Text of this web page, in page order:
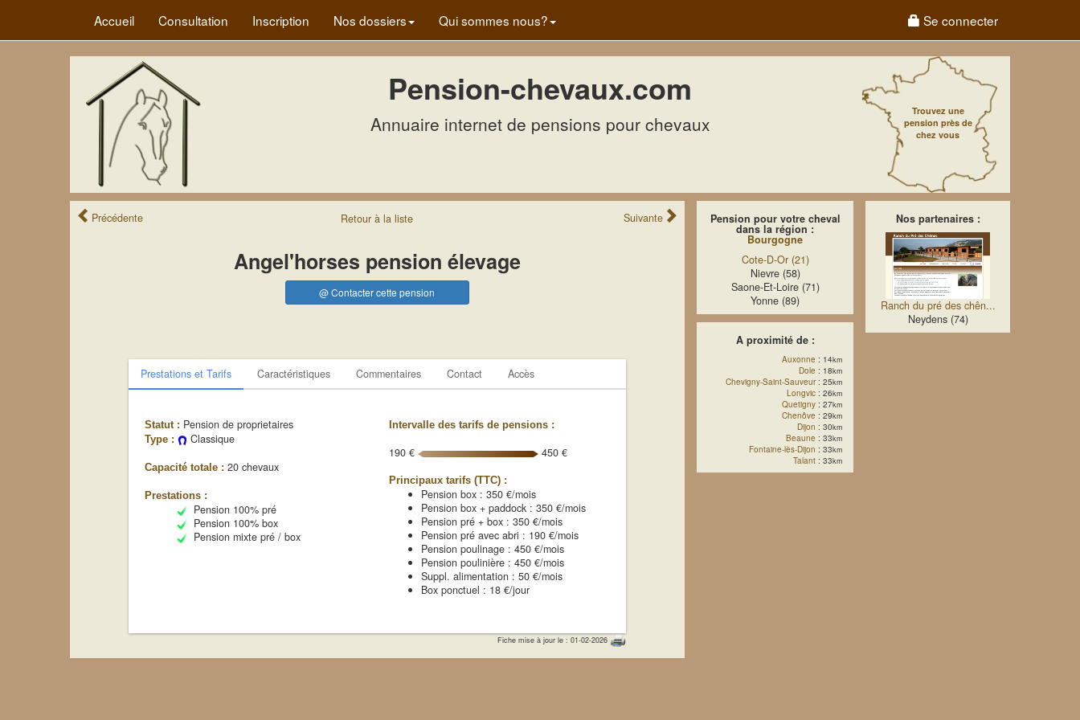
Accueil Consultation Inscription Nos dossiers Qui sommes nous? Se connecter
Pension-chevaux.com
Annuaire internet de pensions pour chevaux
Trouvez une
pension près de
chez vous
Précédente Retourà laliste Suivante
Angel'horses pension élevage
@ Contacter cette pension
Prestations et Tarifs Caractéristiques Commentaires Contact Accès
Statut : Pension de proprietaires
Type : Classique
Capacité totale : 20 chevaux
Prestations :
Pension 100% pré
Pension 100% box
Pension mixte pré / box
Intervalle des tarifs de pensions :
190 € 450 €
Principaux tarifs (TTC) :
Pension box : 350 €/mois
Pension box + paddock : 350 €/mois
Pension pré + box : 350 €/mois
Pension pré avec abri : 190 €/mois
Pension poulinage : 450 €/mois
Pension poulinière : 450 €/mois
Suppl. alimentation : 50 €/mois
Box ponctuel : 18 €/jour
Fiche mise à jour le : 01-02-2026
Pension pour votre cheval
dans la région :
Bourgogne
Cote-D-Or (21)
Nievre (58)
Saone-Et-Loire (71)
Yonne (89)
A proximité de :
Auxonne : 14km
Dole : 18km
Chevigny-Saint-Sauveur: 25km
Longvic : 26km
Quetigny : 27km
Chenôve : 29km
Dijon : 30km
Beaune : 33km
Fontaine-lès-Dijon : 33km
Talant : 33km
Nos partenaires :
Ranch du pré des chên...
Neydens (74)